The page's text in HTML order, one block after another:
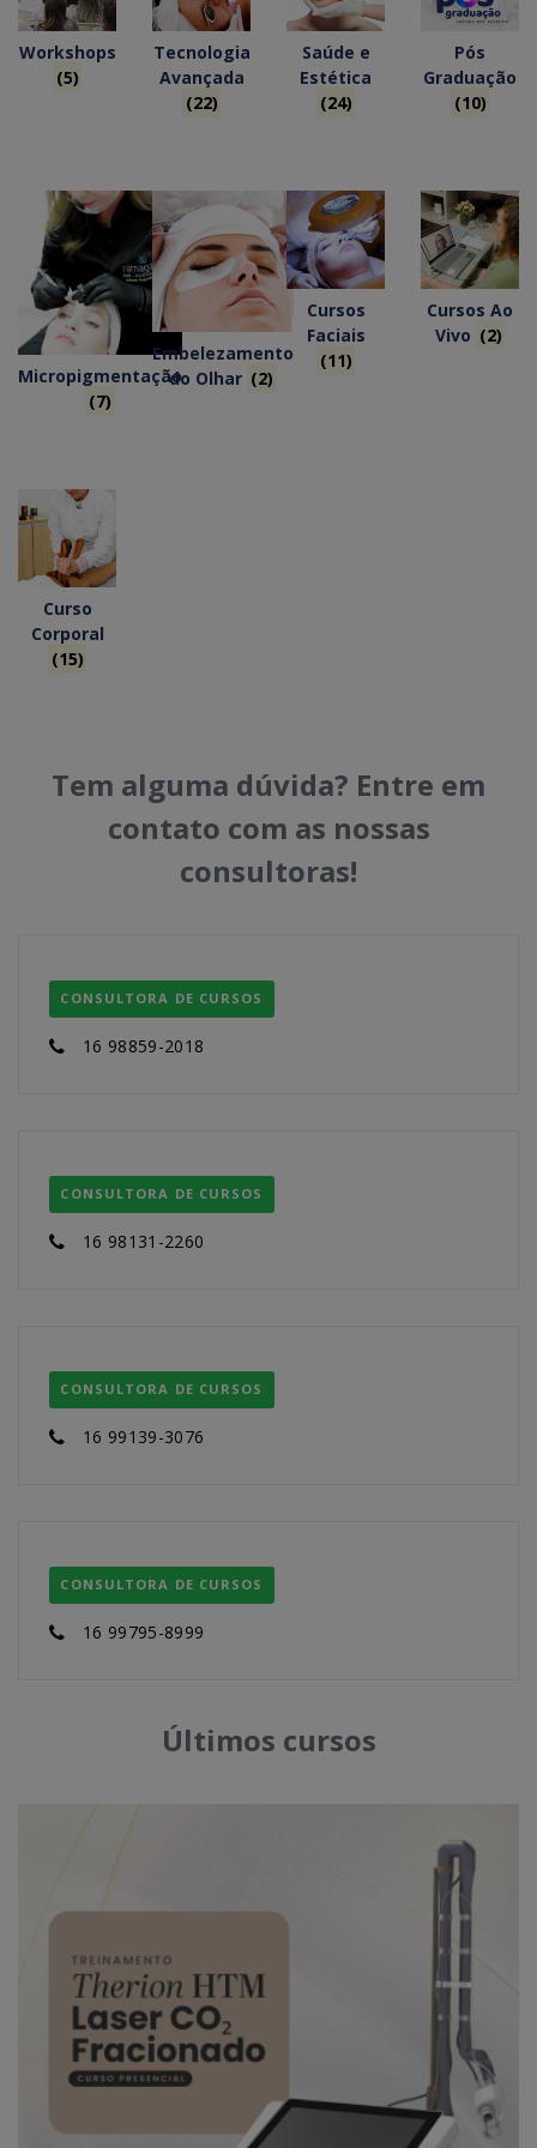
Workshops
(5)
Tecnologia
Avançada
(22)
Saúde e
Estética
(24)
Pós
Graduação
(10)
Micropigmentação
(7)
Embelezamento
do Olhar (2)
Cursos
Faciais
(11)
Cursos Ao
Vivo (2)
Curso
Corporal
(15)
Tem alguma dúvida? Entre em
contato com as nossas
consultoras!
CONSULTORA DE CURSOS
16 98859-2018
CONSULTORA DE CURSOS
16 98131-2260
CONSULTORA DE CURSOS
16 99139-3076
CONSULTORA DE CURSOS
16 99795-8999
Últimos cursos